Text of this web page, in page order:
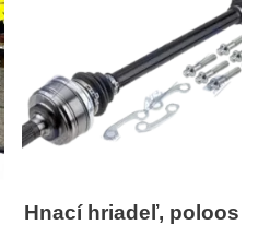
Hnací hriadeľ, poloos